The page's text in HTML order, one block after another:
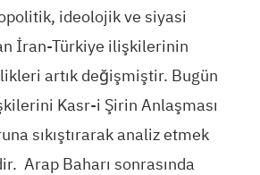
ideolojik ve siyasi
İran-Türkiye ilişkilerinin
artık değişmiştir. Bugün
Kasr-i Şirin Anlaşması
sıkıştırarak analiz etmek
Arap Baharı sonrasında